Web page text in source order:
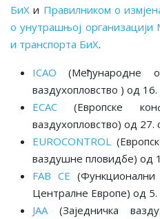
БиХ и Правилником о
о унутрашњој организацији
и транспорта БиХ.
ICAO (Међународне
ваздухопловство ) од
ECAC (Европске
ваздухопловство) од
EUROCONTROL
ваздушне пловидбе) од
FAB CE
Централне Европе) од 5.
JAA (Заједничка